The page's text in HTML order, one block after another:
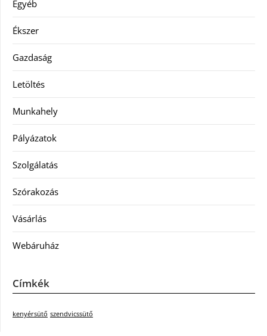
Egyéb
Ékszer
Gazdaság
Letöltés
Munkahely
Pályázatok
Szolgálatás
Szórakozás
Vásárlás
Webáruház
Címkék
kenyérsütő szendvicssütő